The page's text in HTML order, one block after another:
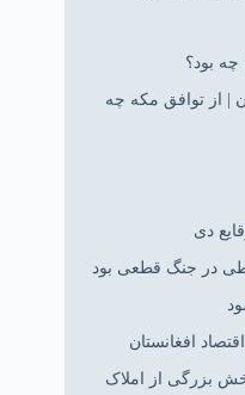
چه بود؟
| از توافق مکه چه
دی
در جنگ قطعی بود
افغانستان
بزرگی از املاک